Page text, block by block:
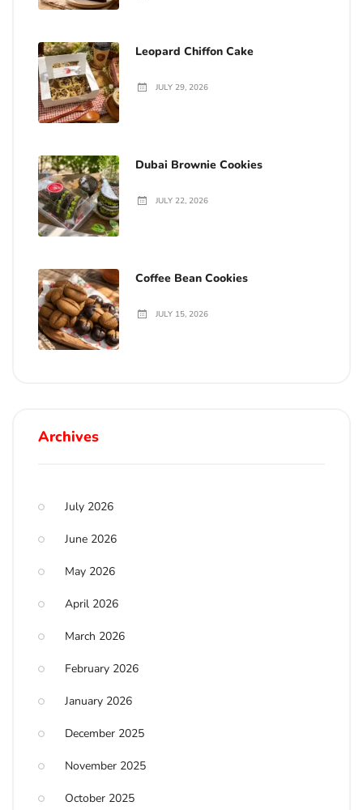
Leopard Chiffon Cake
JULY 29, 2026
Dubai Brownie Cookies
JULY 22, 2026
Coffee Bean Cookies
JULY 15, 2026
Archives
July 2026
June 2026
May 2026
April 2026
March 2026
February 2026
January 2026
December 2025
November 2025
October 2025